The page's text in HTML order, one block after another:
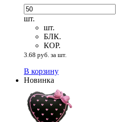
шт.
шт.
БЛК.
КОР.
3.68 руб. за шт.
В корзину
Новинка